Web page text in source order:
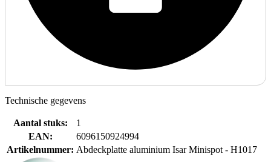
Technische gegevens
Aantal stuks:
1
EAN:
6096150924994
Artikelnummer: Abdeckplatte aluminium Isar Minispot - H1017